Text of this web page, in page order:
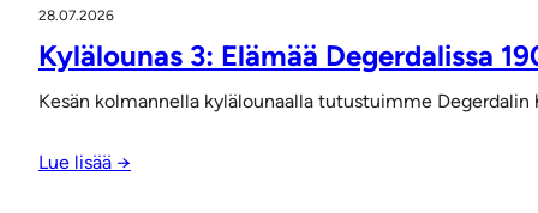
28.07.2026
Kylälounas 3: Elämää Degerdalissa
Kesän kolmannella kylälounaalla tutustuimme Degerdalin
Lue lisää →